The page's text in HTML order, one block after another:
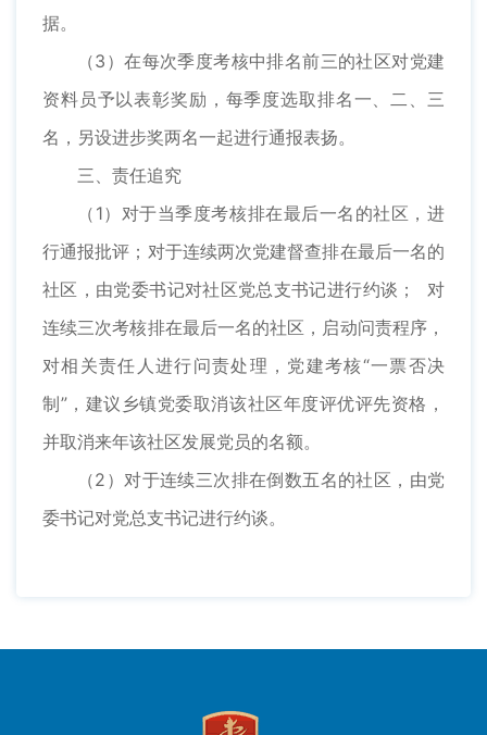
据。
（3）在每次季度考核中排名前三的社区对党建
资料员予以表彰奖励，每季度选取排名一、二、三
名，另设进步奖两名一起进行通报表扬。
三、责任追究
（1）对于当季度考核排在最后一名的社区，进
行通报批评；对于连续两次党建督查排在最后一名的
社区，由党委书记对社区党总支书记进行约谈； 对
连续三次考核排在最后一名的社区，启动问责程序，
对相关责任人进行问责处理，党建考核“一票否决
制”，建议乡镇党委取消该社区年度评优评先资格，
并取消来年该社区发展党员的名额。
（2）对于连续三次排在倒数五名的社区，由党
委书记对党总支书记进行约谈。